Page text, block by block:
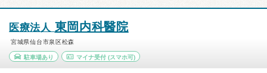
医療法人 東岡内科醫院
宮城県仙台市泉区松森
駐車場あり マイナ受付(スマホ可)